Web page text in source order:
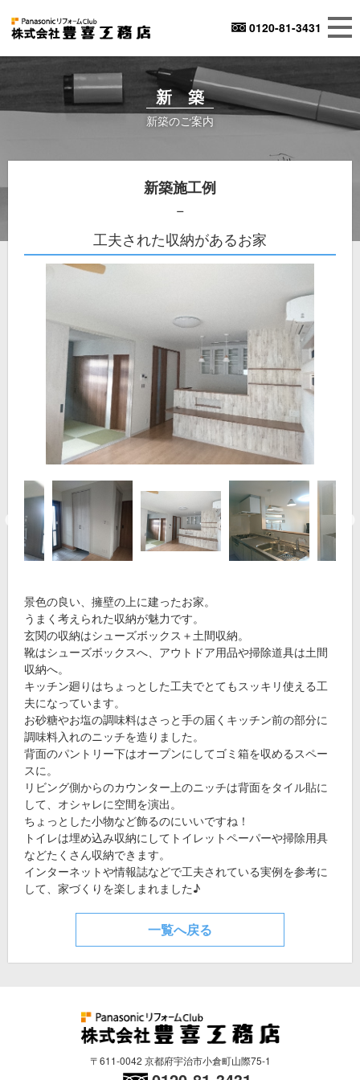
0120-81-3431
新 築
新築のご案内
新築施工例
工夫された収納があるお家
景色の良い、擁壁の上に建ったお家。
うまく考えられた収納が魅力です。
玄関の収納はシューズボックス＋土間収納。
靴はシューズボックスへ、アウトドア用品や掃除道具は土間
収納へ。
キッチン廻りはちょっとした工夫でとてもスッキリ使える工
夫になっています。
お砂糖やお塩の調味料はさっと手の届くキッチン前の部分に
調味料入れのニッチを造りました。
背面のパントリー下はオープンにしてゴミ箱を収めるスペー
スに。
リビング側からのカウンター上のニッチは背面をタイル貼に
して、オシャレに空間を演出。
ちょっとした小物など飾るのにいいですね！
トイレは埋め込み収納にしてトイレットペーパーや掃除用具
などたくさん収納できます。
インターネットや情報誌などで工夫されている実例を参考に
して、家づくりを楽しまれました♪
一覧へ戻る
〒611-0042 京都府宇治市小倉町山際75-1